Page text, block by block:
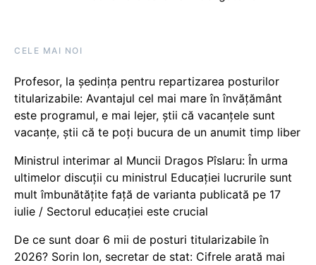
CELE MAI NOI
Profesor, la ședința pentru repartizarea posturilor
titularizabile: Avantajul cel mai mare în învățământ
este programul, e mai lejer, știi că vacanțele sunt
vacanţe, știi că te poți bucura de un anumit timp liber
Ministrul interimar al Muncii Dragos Pîslaru: În urma
ultimelor discuții cu ministrul Educației lucrurile sunt
mult îmbunătățite față de varianta publicată pe 17
iulie / Sectorul educației este crucial
De ce sunt doar 6 mii de posturi titularizabile în
2026? Sorin Ion, secretar de stat: Cifrele arată mai